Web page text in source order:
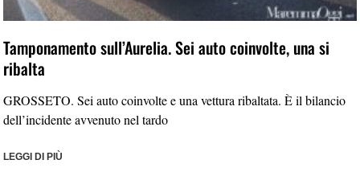
Tamponamento sull’Aurelia. Sei auto coinvolte, una si
ribalta
GROSSETO. Sei auto coinvolte e una vettura ribaltata. È il bilancio
dell’incidente avvenuto nel tardo
LEGGI DI PIÙ